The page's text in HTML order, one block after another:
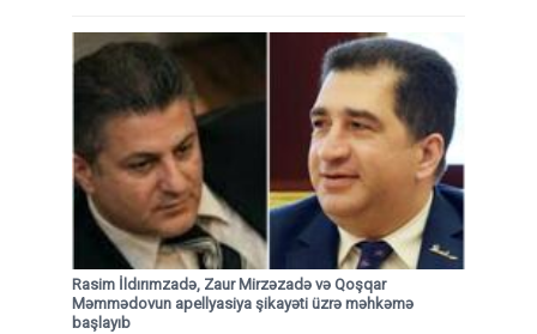
Rasim İldırımzadə, Zaur Mirzəzadə və Qoşqar
Məmmədovun apellyasiya şikayəti üzrə məhkəmə
başlayıb